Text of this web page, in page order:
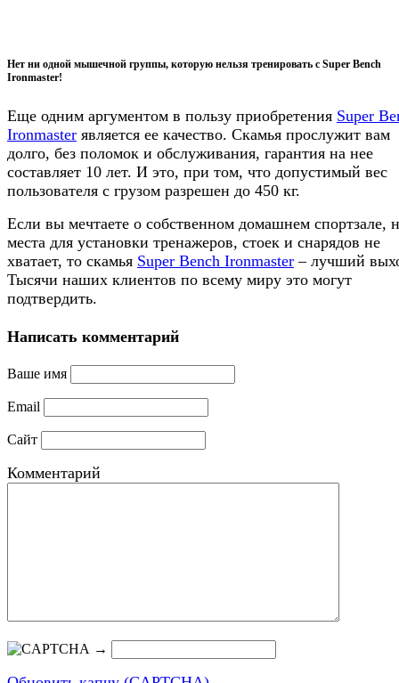
Нет ни одной мышечной группы, которую нельзя тренировать с Super Bench
Ironmaster!
Еще одним аргументом в пользу приобретения Super
Ironmaster является ее качество. Скамья прослужит вам
долго, без поломок и обслуживания, гарантия на нее
составляет 10 лет. И это, при том, что допустимый вес
пользователя с грузом разрешен до 450 кг.
Если вы мечтаете о собственном домашнем спортзале,
места для установки тренажеров, стоек и снарядов не
хватает, то скамья Super Bench Ironmaster – лучший
Тысячи наших клиентов по всему миру это могут
подтвердить.
Написать комментарий
Ваше имя
Email
Сайт
Комментарий
→